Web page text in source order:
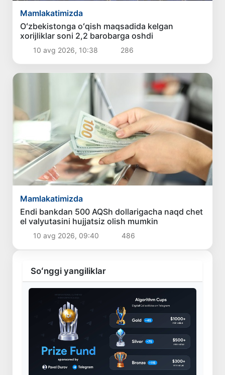
Mamlakatimizda
Oʻzbekistonga oʻqish maqsadida kelgan
xorijliklar soni 2,2 barobarga oshdi
10 avg 2026, 10:38 286
Mamlakatimizda
Endi bankdan 500 AQSh dollarigacha naqd chet
el valyutasini hujjatsiz olish mumkin
10 avg 2026, 09:40 486
Soʻnggi yangiliklar